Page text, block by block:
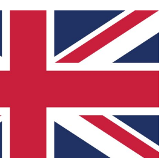
€ D'achat, Les